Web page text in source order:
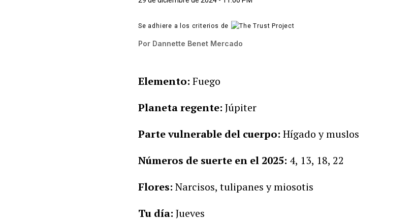
Se adhiere a los criterios de
Por Dannette Benet Mercado
Elemento: Fuego
Planeta regente: Júpiter
Parte vulnerable del cuerpo: Hígado y muslos
Números de suerte en el 2025: 4, 13, 18, 22
Flores: Narcisos, tulipanes y miosotis
Tu día: Jueves